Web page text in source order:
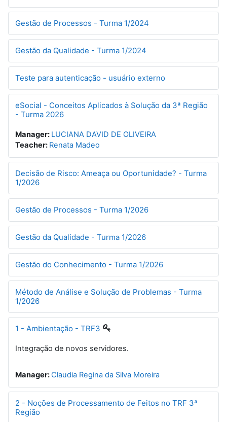
Gestão de Processos - Turma 1/2024
Gestão da Qualidade - Turma 1/2024
Teste para autenticação - usuário externo
eSocial - Conceitos Aplicados à Solução da 3ª Região
- Turma 2026
Manager: LUCIANA DAVID DE OLIVEIRA
Teacher: Renata Madeo
Decisão de Risco: Ameaça ou Oportunidade? - Turma
1/2026
Gestão de Processos - Turma 1/2026
Gestão da Qualidade - Turma 1/2026
Gestão do Conhecimento - Turma 1/2026
Método de Análise e Solução de Problemas - Turma
1/2026
1 - Ambientação - TRF3
Integração de novos servidores.
Manager:Claudia Regina da Silva Moreira
2 - Noções de Processamento de Feitos no TRF 3ª
Região